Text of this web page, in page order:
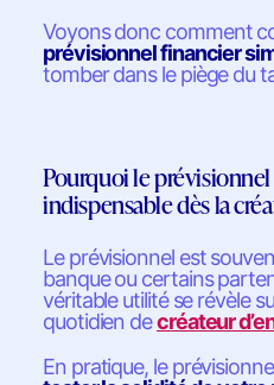
Voyons donc comment
prévisionnel financier
tomber dans le piège du
Pourquoi le
indispensable dès la
Le prévisionnel est
banque ou certains
véritable utilité se révèle
quotidien decréateur
En pratique, le